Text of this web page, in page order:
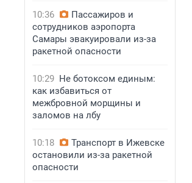
10:36
Пассажиров и
сотрудников аэропорта
Самары эвакуировали из-за
ракетной опасности
10:29 Не ботоксом единым:
как избавиться от
межбровной морщины и
заломов на лбу
10:18
Транспорт в Ижевске
остановили из-за ракетной
опасности